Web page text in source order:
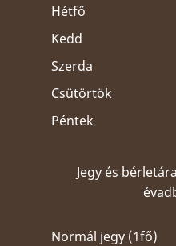
Hétfő
Kedd
Szerda
Csütörtök
Péntek
Jegy és
Normál jegy (1fő)